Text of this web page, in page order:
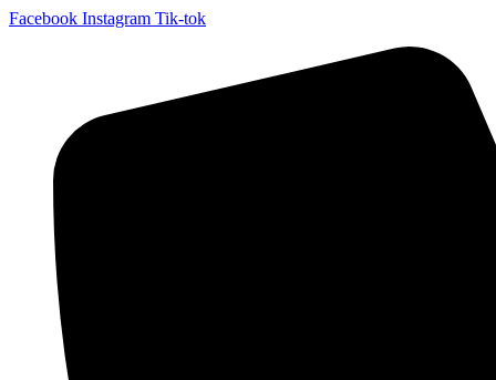
Facebook Instagram Tik-tok